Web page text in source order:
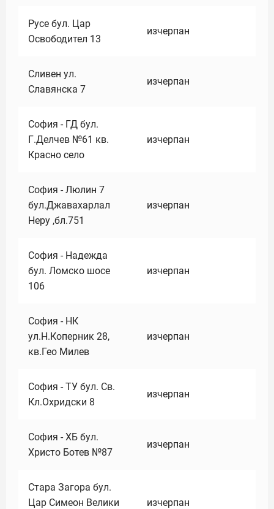
Русе бул. Цар
Освободител 13
изчерпан
Сливен ул.
Славянска 7
изчерпан
София - ГД бул.
Г.Делчев №61 кв.
Красно село
изчерпан
София - Люлин 7
бул.Джавахарлал
Неру ,бл.751
изчерпан
София - Надежда
бул. Ломско шосе
106
изчерпан
София - НК
ул.Н.Коперник 28,
кв.Гео Милев
изчерпан
София - ТУ бул. Св.
Кл.Охридски 8
изчерпан
София - ХБ бул.
Христо Ботев №87
изчерпан
Стара Загора бул.
Цар Симеон Велики
изчерпан